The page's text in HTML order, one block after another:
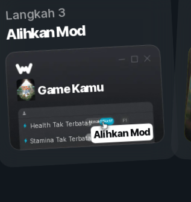
Langkah 3
Alihkan Mod
Game Kamu
Aktif
Nonaktif
Health Tak Terbatas
Stamina Tak TerbatasAlihkan Mod